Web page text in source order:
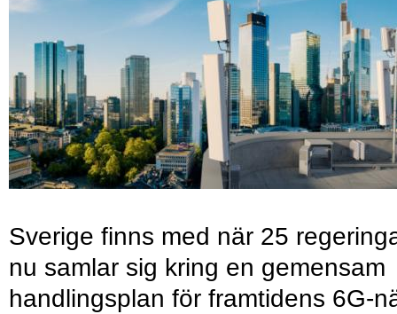
Sverige finns med när 25
nu samlar sig kring en gemensam
handlingsplan för framtidens 6G-